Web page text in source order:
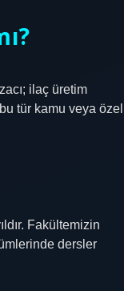
ilaç üretim
tür kamu veya özel
Fakültemizin
dersler